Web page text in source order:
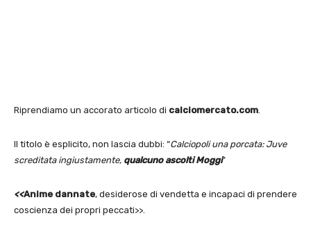
Riprendiamo un accorato articolo di calciomercato.com.
Il titolo è esplicito, non lascia dubbi: “Calciopoli una porcata: Juve
screditata ingiustamente, qualcuno ascolti Moggi”
<<Anime dannate, desiderose di vendetta e incapaci di prendere
coscienza dei propri peccati>>.